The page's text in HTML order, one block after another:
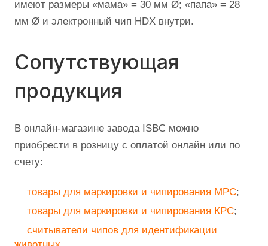
имеют размеры «мама» = 30 мм Ø; «папа» = 28
мм Ø и электронный чип HDX внутри.
Сопутствующая
продукция
В онлайн-магазине завода ISBC можно
приобрести в розницу с оплатой онлайн или по
счету:
товары для маркировки и чипирования МРС;
товары для маркировки и чипирования КРС;
считыватели чипов для идентификации